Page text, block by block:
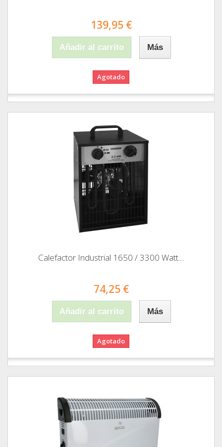
139,95 €
Añadir al carrito Más
Agotado
Calefactor Industrial 1650 / 3300 Watt....
74,25 €
Añadir al carrito Más
Agotado